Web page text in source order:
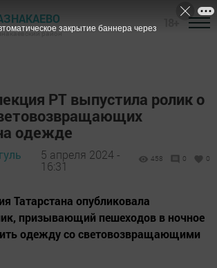
район
РТ выпустила ролик о
одежде
5 апреля 2024 -
16:31
458 0 0
Татарстана опубликовала
призывающий пешеходов в ночное
одежду со световозвращающими
закрытие баннера через